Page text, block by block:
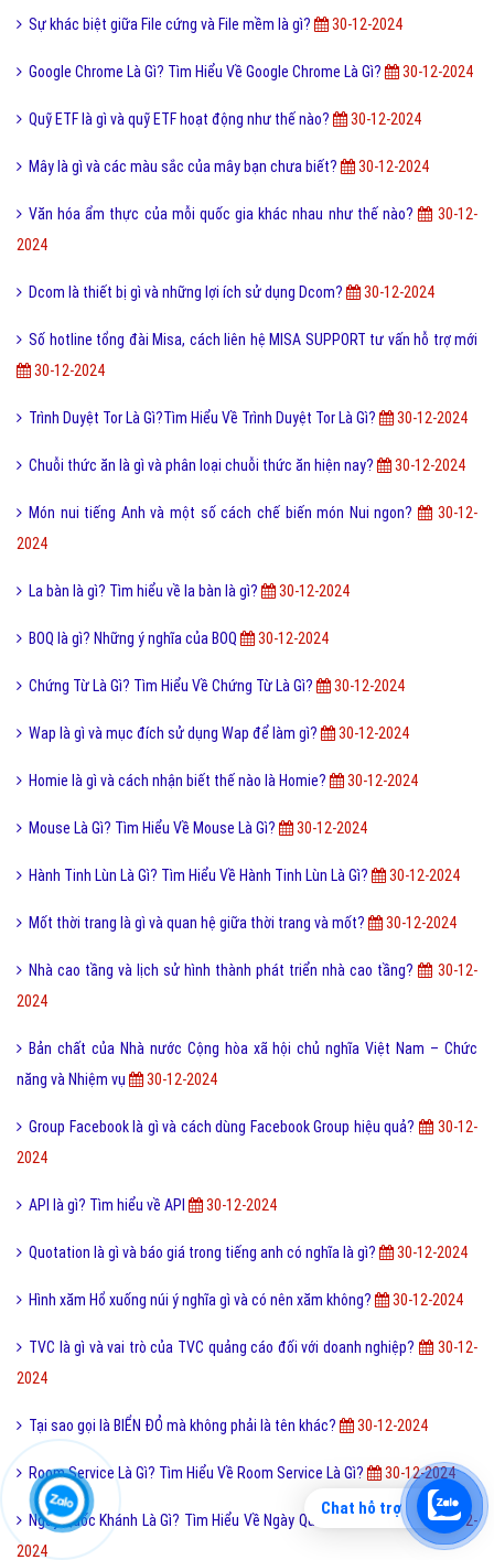
Sự khác biệt giữa File cứng và File mềm là gì? 30-12-2024
Google Chrome Là Gì? Tìm Hiểu Về Google Chrome Là Gì? 30-12-2024
Quỹ ETF là gì và quỹ ETF hoạt động như thế nào? 30-12-2024
Mây là gì và các màu sắc của mây bạn chưa biết? 30-12-2024
Văn hóa ẩm thực của mỗi quốc gia khác nhau như thế nào?
30-12-
2024
Dcom là thiết bị gì và những lợi ích sử dụng Dcom? 30-12-2024
Số hotline tổng đài Misa, cách liên hệ MISA SUPPORT tư vấn hỗ trợ mới
30-12-2024
Trình Duyệt Tor Là Gì?Tìm Hiểu Về Trình Duyệt Tor Là Gì? 30-12-2024
Chuỗi thức ăn là gì và phân loại chuỗi thức ăn hiện nay? 30-12-2024
Món nui tiếng Anh và một số cách chế biến món Nui ngon?
30-12-
2024
La bàn là gì? Tìm hiểu về la bàn là gì? 30-12-2024
BOQ là gì? Những ý nghĩa của BOQ 30-12-2024
Chứng Từ Là Gì? Tìm Hiểu Về Chứng Từ Là Gì? 30-12-2024
Wap là gì và mục đích sử dụng Wap để làm gì? 30-12-2024
Homie là gì và cách nhận biết thế nào là Homie? 30-12-2024
Mouse Là Gì? Tìm Hiểu Về Mouse Là Gì? 30-12-2024
Hành Tinh Lùn Là Gì? Tìm Hiểu Về Hành Tinh Lùn Là Gì? 30-12-2024
Mốt thời trang là gì và quan hệ giữa thời trang và mốt? 30-12-2024
Nhà cao tầng và lịch sử hình thành phát triển nhà cao tầng?
30-12-
2024
Bản chất của Nhà nước Cộng hòa xã hội chủ nghĩa Việt Nam – Chức
năng và Nhiệm vụ
30-12-2024
Group Facebook là gì và cách dùng Facebook Group hiệu quả?
30-12-
2024
API là gì? Tìm hiểu về API 30-12-2024
Quotation là gì và báo giá trong tiếng anh có nghĩa là gì? 30-12-2024
Hình xăm Hổ xuống núi ý nghĩa gì và có nên xăm không? 30-12-2024
TVC là gì và vai trò của TVC quảng cáo đối với doanh nghiệp?
30-12-
2024
Tại sao gọi là BIỂN ĐỎ mà không phải là tên khác? 30-12-2024
Room Service Là Gì? Tìm Hiểu Về Room Service Là Gì? 30-12-2024
Ngày Quốc Khánh Là Gì? Tìm Hiểu Về Ngày Quốc Khánh Là Gì?
30-12-
2024
Chat hỗ trợ